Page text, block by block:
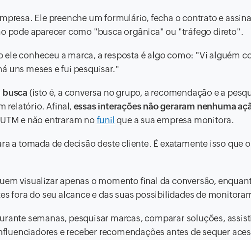
Ele preenche um formulário, fecha o contrato e
pode aparecer como "busca orgânica" ou "tráfego direto".
conheceu a marca, a resposta é algo como: "Vi alguém
uns meses e fui pesquisar."
busca (isto é, a conversa no grupo, a recomendação e a
relatório. Afinal, essas interações não geraram nenhuma
e não entraram no funil que a sua empresa monitora.
a tomada de decisão deste cliente. É exatamente isso que
visualizar apenas o momento final da conversão,
fora do seu alcance e das suas possibilidades de
semanas, pesquisar marcas, comparar soluções,
e receber recomendações antes de sequer